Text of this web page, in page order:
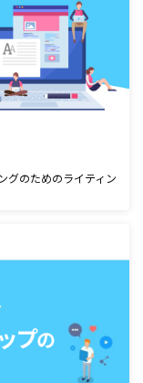
グのためのライティン